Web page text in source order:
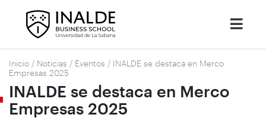
Inicio / Noticias / Eventos / INALDE se destaca en Merco
Empresas 2025
INALDE se destaca en Merco
Empresas 2025